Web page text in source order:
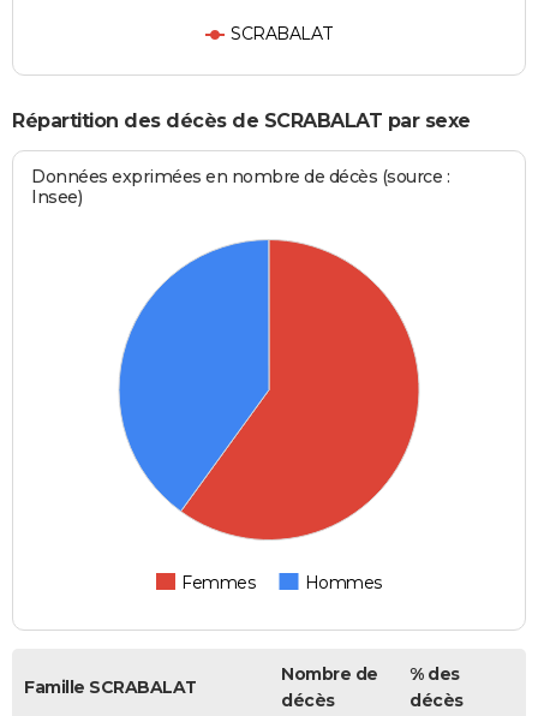
SCRABALAT
Répartition des décès de SCRABALAT par sexe
Données exprimées en nombre de décès (source :
Insee)
Femmes Hommes
Famille SCRABALAT
Nombre de
décès
% des
décès